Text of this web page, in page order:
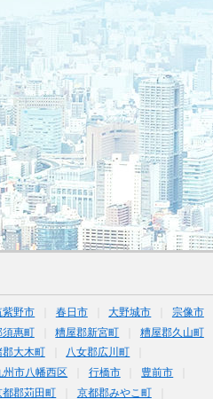
紫野市 春日市 大野城市
宗像市
須惠町 糟屋郡新宮町
糟屋郡久山町
郡大木町
八女郡広川町
州市八幡西区 行橋市
豊前市
都郡苅田町
京都郡みやこ町